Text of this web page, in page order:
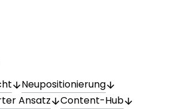
Neupositionierung
Ansatz
Content-Hub